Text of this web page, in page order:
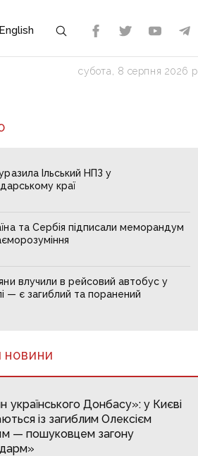
English
субота, 8 серпня 2026 р.
Ільський НПЗ у
краї
та Сербія підписали меморандум
влучили в рейсовий автобус у
— є загиблий та поранений
НОВИНИ
українського Донбасу»: у Києві
із загиблим Олексієм
— пошуковцем загону